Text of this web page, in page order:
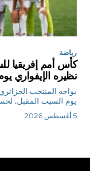
رياضة
كأس أمم إفريقيا
نظيره الإيفواري
يواجه المنتخب
يوم السبت المقبل،
5 أغسطس 2026